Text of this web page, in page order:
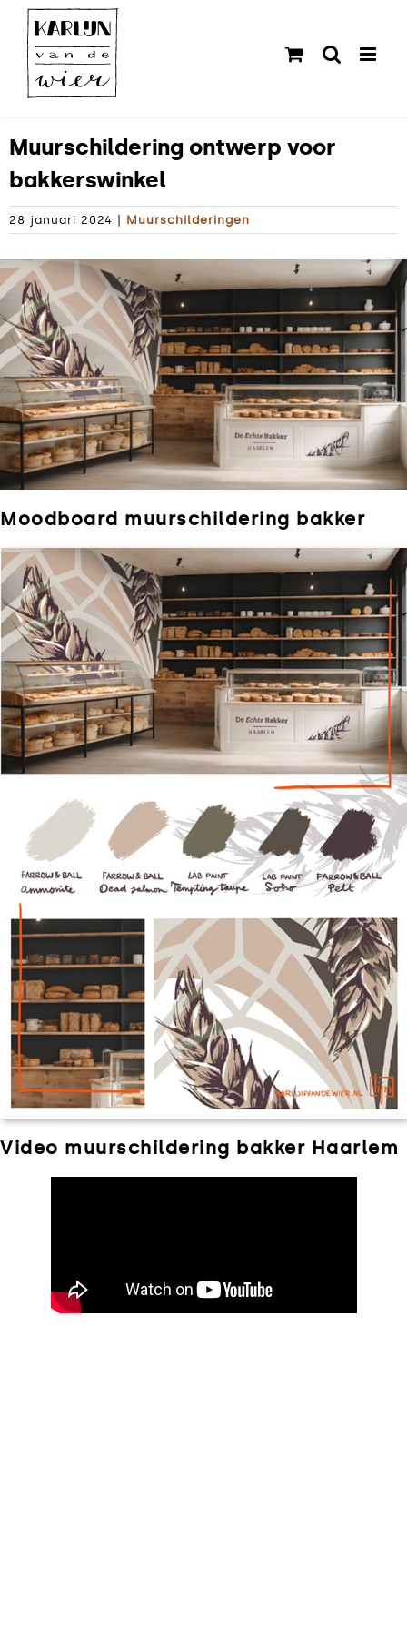
naar
inhoud
Muurschildering ontwerp voor
bakkerswinkel
28 januari 2024 Muurschilderingen
Moodboard muurschildering bakker
Video muurschildering bakker Haarlem